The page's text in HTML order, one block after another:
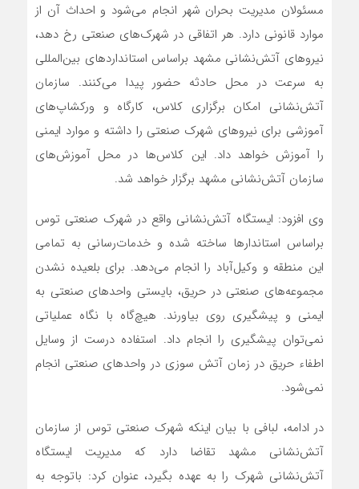
مسئولان مدیریت بحران شهر انجام می‌شود و احداث آن از
موارد قانونی دارد. هر اتفاقی در شهرک‌های صنعتی رخ دهد،
نیروهای آتش‌نشانی مشهد براساس استانداردهای بین‌المللی
به سرعت در محل حادثه حضور پیدا می‌کنند. سازمان
آتش‌نشانی امکان برگزاری کلاس، کارگاه‌ و ورکشاپ‌های
آموزشی برای نیروهای شهرک صنعتی را داشته و موارد ایمنی
را آموزش خواهد داد. این کلاس‌ها در محل آموزش‌های
سازمان آتش‌نشانی مشهد برگزار خواهد شد.
وی افزود: ایستگاه آتش‌نشانی واقع در شهرک صنعتی توس
براساس استاندارها ساخته شده و خدمات‌رسانی به تمامی
این منطقه و وکیل‌آباد را انجام می‌دهد. برای بلعیده نشدن
مجموعه‌های صنعتی در حریق، بایستی واحدهای صنعتی به
ایمنی و پیشگیری روی بیاورند. هیچ‌گاه با نگاه عملیاتی
نمی‌توان پیشگیری را انجام داد. استفاده درست از وسایل
اطفاء حریق در زمان آتش سوزی در واحدهای صنعتی انجام
نمی‌شود.
در ادامه، لبافی با بیان اینکه شهرک صنعتی توس از سازمان
آتش‌نشانی مشهد تقاضا دارد که مدیریت ایستگاه
آتش‌نشانی شهرک را به عهده بگیرد، عنوان کرد: باتوجه به